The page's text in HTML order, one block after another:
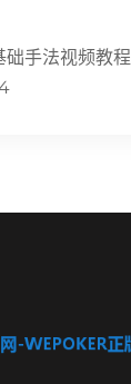
础手法视频教程